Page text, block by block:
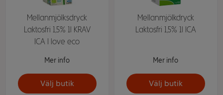
Mellanmjölksdryck
Laktosfri 1,5% 1l KRAV
ICA I love eco
Mer info
Välj butik
Mellanmjölkdryck
Laktosfri 1,5% 1l ICA
Mer info
Välj butik